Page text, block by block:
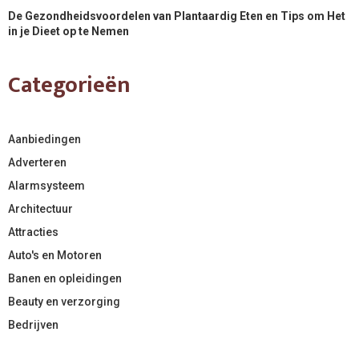
De Gezondheidsvoordelen van Plantaardig Eten en Tips om Het
in je Dieet op te Nemen
Categorieën
Aanbiedingen
Adverteren
Alarmsysteem
Architectuur
Attracties
Auto's en Motoren
Banen en opleidingen
Beauty en verzorging
Bedrijven